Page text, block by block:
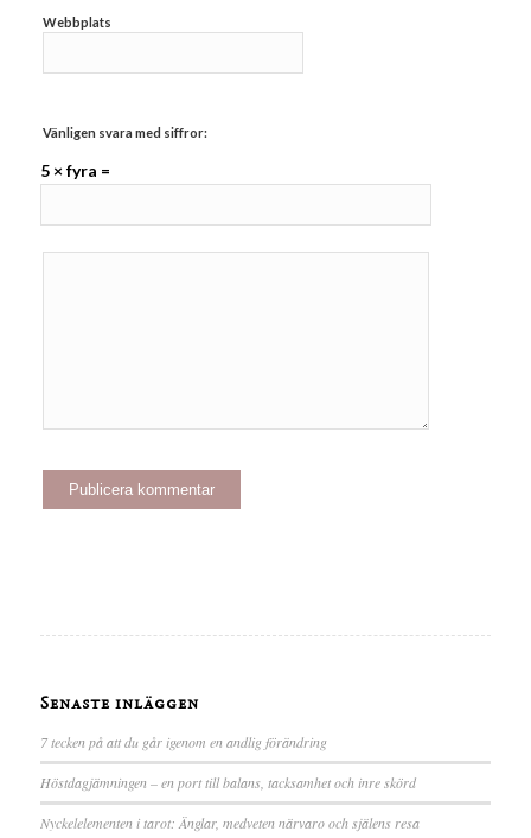
Webbplats
Vänligen svara med siffror:
5 × fyra =
Senaste inläggen
7 tecken på att du går igenom en andlig förändring
Höstdagjämningen – en port till balans, tacksamhet och inre skörd
Nyckelelementen i tarot: Änglar, medveten närvaro och själens resa